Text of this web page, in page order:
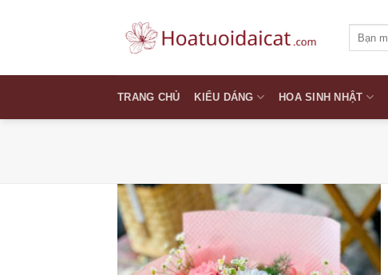
kiếm:
TRANG CHỦ KIỂU DÁNG HOA SINH NHẬT